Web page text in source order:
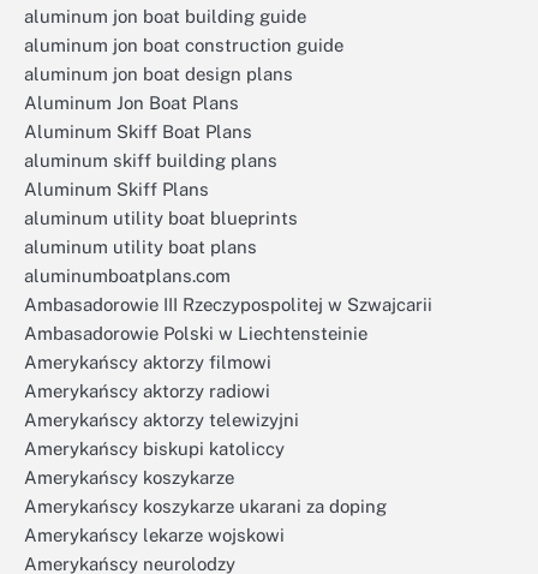
aluminum jon boat building guide
aluminum jon boat construction guide
aluminum jon boat design plans
Aluminum Jon Boat Plans
Aluminum Skiff Boat Plans
aluminum skiff building plans
Aluminum Skiff Plans
aluminum utility boat blueprints
aluminum utility boat plans
aluminumboatplans.com
Ambasadorowie III Rzeczypospolitej w Szwajcarii
Ambasadorowie Polski w Liechtensteinie
Amerykańscy aktorzy filmowi
Amerykańscy aktorzy radiowi
Amerykańscy aktorzy telewizyjni
Amerykańscy biskupi katoliccy
Amerykańscy koszykarze
Amerykańscy koszykarze ukarani za doping
Amerykańscy lekarze wojskowi
Amerykańscy neurolodzy